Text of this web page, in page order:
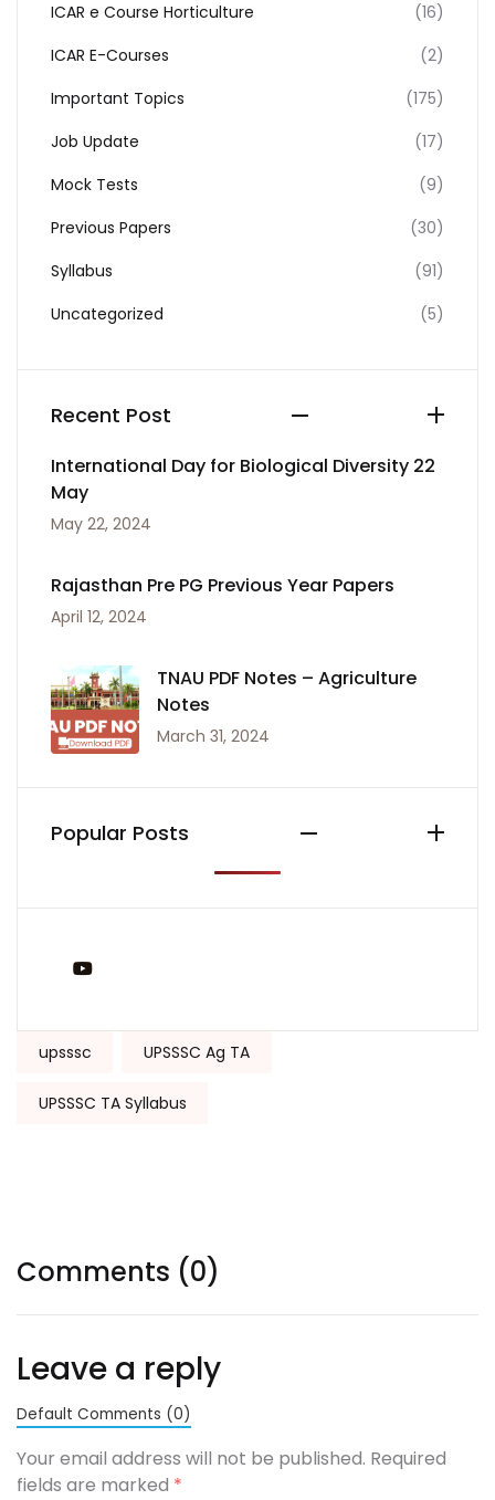
ICAR e Course Horticulture
(16)
ICAR E-Courses
(2)
Important Topics
(175)
Job Update
(17)
Mock Tests
(9)
Previous Papers
(30)
Syllabus
(91)
Uncategorized
(5)
Recent Post
International Day for Biological Diversity 22
May
May 22, 2024
Rajasthan Pre PG Previous Year Papers
April 12, 2024
TNAU PDF Notes – Agriculture
Notes
March 31, 2024
Popular Posts
Tags:
upsssc UPSSSC Ag TA
UPSSSC TA Syllabus
Comments (0)
Leave a reply
Default Comments (0)
Your email address will not be published. Required
fields are marked *